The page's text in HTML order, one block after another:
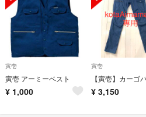
寅壱
寅壱 アーミーベスト
¥ 1,000
寅壱
¥ 3,150